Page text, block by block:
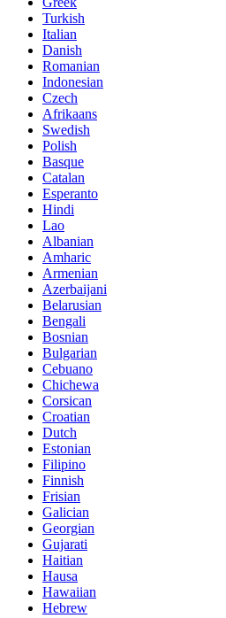
Turkish
Italian
Danish
Romanian
Indonesian
Czech
Afrikaans
Swedish
Polish
Basque
Catalan
Esperanto
Hindi
Lao
Albanian
Amharic
Armenian
Azerbaijani
Belarusian
Bengali
Bosnian
Bulgarian
Cebuano
Chichewa
Corsican
Croatian
Dutch
Estonian
Filipino
Finnish
Frisian
Galician
Georgian
Gujarati
Haitian
Hausa
Hawaiian
Hebrew